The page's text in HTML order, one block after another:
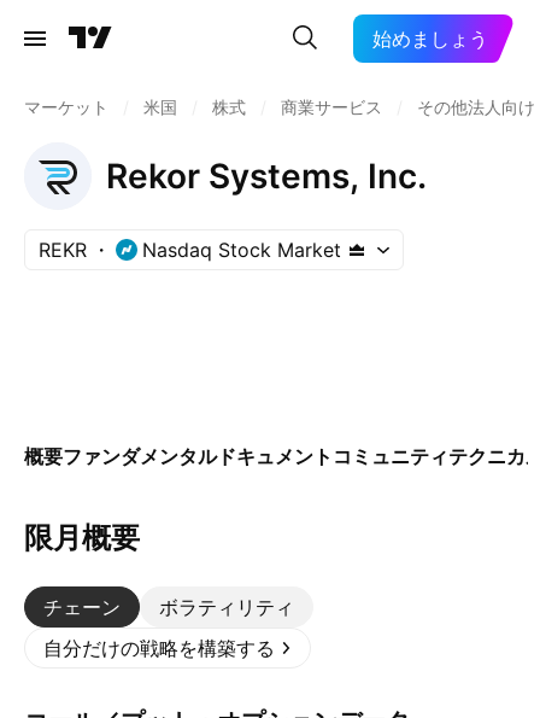
始めましょう
マーケット 米国 株式 商業サービス その他法人向
Rekor Systems, Inc.
REKR Nasdaq Stock Market
概要ファンダメンタルドキュメント コミュニティテクニカ
限月概要
チェーン
ボラティリティ
自分だけの戦略を構築する